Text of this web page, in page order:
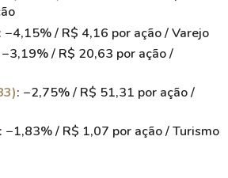
: −4,15% / R$ 4,16 por ação / Varejo
−3,19% / R$ 20,63 por ação /
: −2,75% / R$ 51,31 por ação /
: −1,83% / R$ 1,07 por ação / Turismo